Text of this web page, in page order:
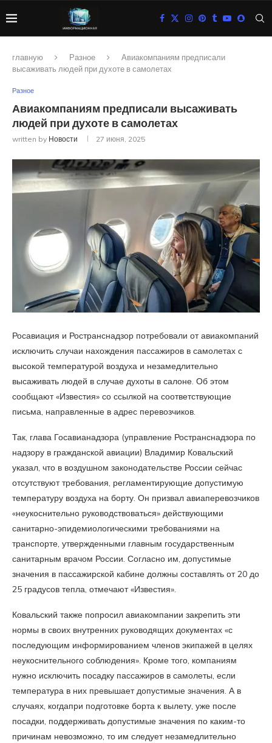
главную Разное
Авиакомпаниям предписали
высаживать людей при духоте в самолетах
Разное
Авиакомпаниям предписали высаживать
людей при духоте в самолетах
written by Новости 27 июня, 2025
Росавиация и Ространснадзор потребовали от авиакомпаний
исключить случаи нахождения пассажиров в самолетах с
высокой температурой воздуха и незамедлительно
высаживать людей в случае духоты в салоне. Об этом
сообщают «Известия» со ссылкой на соответствующие
письма, направленные в адрес перевозчиков.
Так, глава Госавианадзора (управление Ространснадзора по
надзору в гражданской авиации) Владимир Ковальский
указал, что в воздушном законодательстве России сейчас
отсутствуют требования, регламентирующие допустимую
температуру воздуха на борту. Он призвал авиаперевозчиков
«неукоснительно руководствоваться» действующими
санитарно-эпидемиологическими требованиями на
транспорте, утвержденными главным государственным
санитарным врачом России. Согласно им, допустимые
значения в пассажирской кабине должны составлять от 20 до
25 градусов тепла, отмечают «Известия».
Ковальский также попросил авиакомпании закрепить эти
нормы в своих внутренних руководящих документах «с
последующим информированием членов экипажей в целях
неукоснительного соблюдения». Кроме того, компаниям
нужно исключить посадку пассажиров в самолеты, если
температура в них превышает допустимые значения. А в
случаях, когдапри подготовке борта к вылету, уже после
посадки, поддерживать допустимые значения по каким-то
причинам невозможно, то им следует незамедлительно